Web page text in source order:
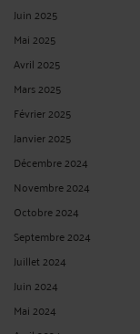
Juin 2025
Mai 2025
Avril 2025
Mars 2025
Février 2025
Janvier 2025
Décembre 2024
Novembre 2024
Octobre 2024
Septembre 2024
Juillet 2024
Juin 2024
Mai 2024